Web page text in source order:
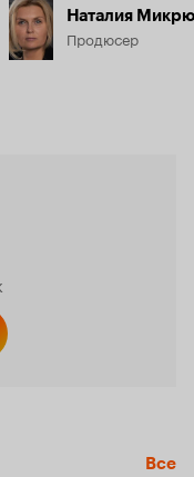
Наталия
Продюсер
Все